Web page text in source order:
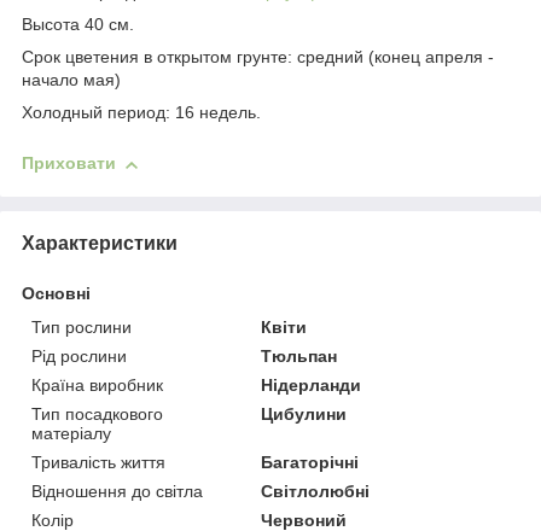
Высота 40 см.
Срок цветения в открытом грунте: средний (конец апреля -
начало мая)
Холодный период: 16 недель.
Приховати
Характеристики
Основні
Тип рослини
Квіти
Рід рослини
Тюльпан
Країна виробник
Нідерланди
Тип посадкового
матеріалу
Цибулини
Тривалість життя
Багаторічні
Відношення до світла
Світлолюбні
Колір
Червоний